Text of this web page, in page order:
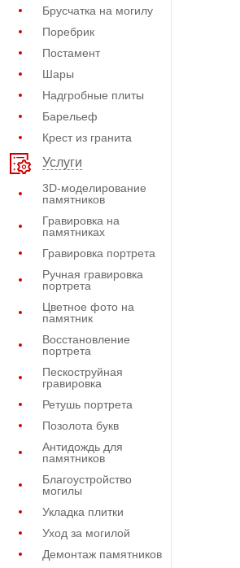
Брусчатка на могилу
Поребрик
Постамент
Шары
Надгробные плиты
Барельеф
Крест из гранита
Услуги
3D-моделирование
памятников
Гравировка на
памятниках
Гравировка портрета
Ручная гравировка
портрета
Цветное фото на
памятник
Восстановление
портрета
Пескоструйная
гравировка
Ретушь портрета
Позолота букв
Антидождь для
памятников
Благоустройство
могилы
Укладка плитки
Уход за могилой
Демонтаж памятников